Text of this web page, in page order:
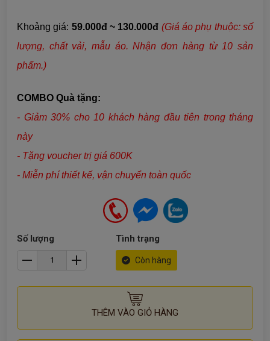
Khoảng giá: 59.000đ ~ 130.000đ (Giá áo phụ thuộc: số
lượng, chất vải, mẫu áo. Nhận đơn hàng từ 10 sản
phẩm.)
COMBO Quà tặng:
- Giảm 30% cho 10 khách hàng đầu tiên trong tháng
này
- Tặng voucher trị giá 600K
- Miễn phí thiết kế, vận chuyển toàn quốc
Số lượng Tình trạng
Còn hàng
THÊM VÀO GIỎ HÀNG